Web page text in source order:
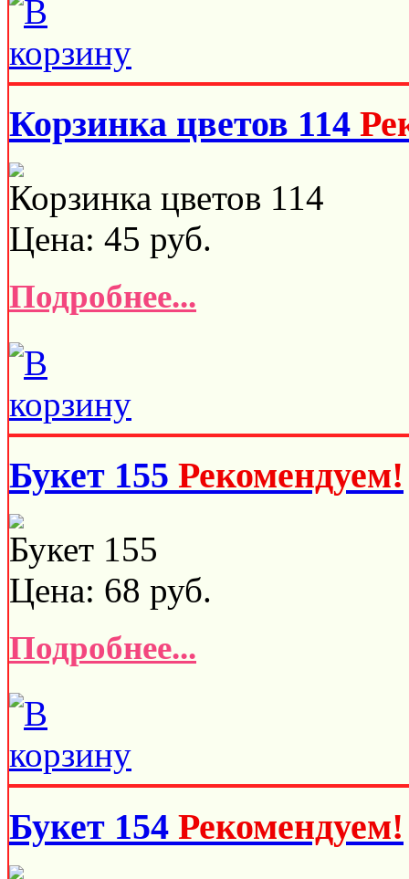
Корзинка цветов 114
Корзинка цветов 114
Цена: 45 руб.
Подробнее...
Букет 155 Рекомендуем!
Букет 155
Цена: 68 руб.
Подробнее...
Букет 154 Рекомендуем!